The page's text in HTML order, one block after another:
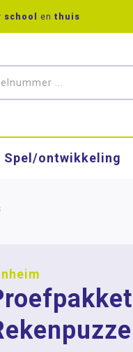
school en thuis
Spel/ontwikkeling